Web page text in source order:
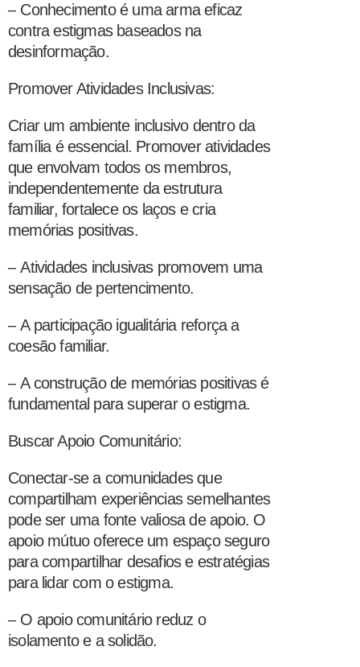
– Conhecimento é uma arma eficaz
contra estigmas baseados na
desinformação.
Promover Atividades Inclusivas:
Criar um ambiente inclusivo dentro da
família é essencial. Promover atividades
que envolvam todos os membros,
independentemente da estrutura
familiar, fortalece os laços e cria
memórias positivas.
– Atividades inclusivas promovem uma
sensação de pertencimento.
– A participação igualitária reforça a
coesão familiar.
– A construção de memórias positivas é
fundamental para superar o estigma.
Buscar Apoio Comunitário:
Conectar-se a comunidades que
compartilham experiências semelhantes
pode ser uma fonte valiosa de apoio. O
apoio mútuo oferece um espaço seguro
para compartilhar desafios e estratégias
para lidar com o estigma.
– O apoio comunitário reduz o
isolamento e a solidão.